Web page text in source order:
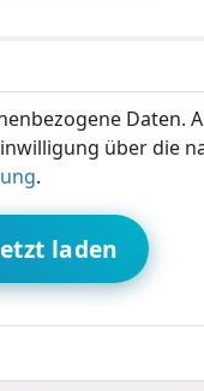
Daten.
über die
.
laden